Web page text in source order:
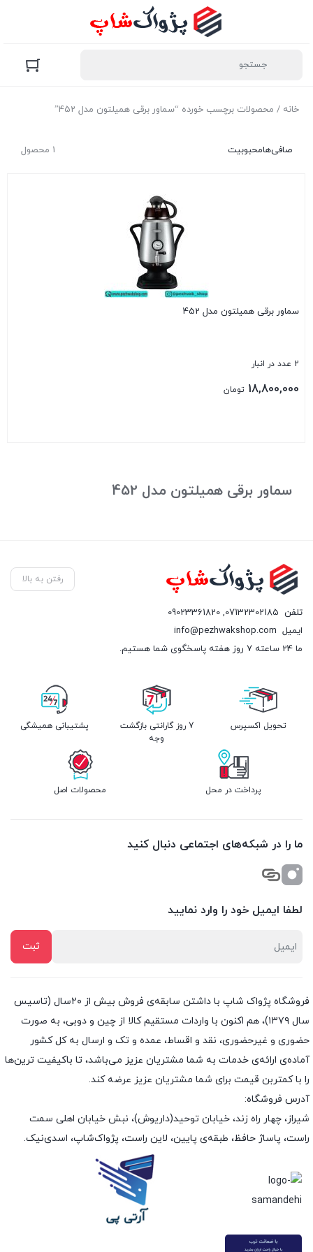
خانه / محصولات برچسب خورده “سماور برقی همیلتون مدل 452”
1 محصول صافی‌هامحبوبیت
سماور برقی همیلتون مدل 452
2 عدد در انبار
18,800,000 تومان
سماور برقی همیلتون مدل 452
رفتن به بالا
تلفن 07132302185
,
09023361820
ایمیل info@pezhwakshop.com
ما 24 ساعته 7 روز هفته پاسخگوی شما هستیم.
تحویل اکسپرس
7 روز گارانتی بازگشت
وجه
پشتیبانی همیشگی
پرداخت در محل محصولات اصل
ما را در شبکه‌های اجتماعی دنبال کنید
لطفا ایمیل خود را وارد نمایید
فروشگاه پژواک شاپ با داشتن سابقه‌ی فروش بیش از ۲۰سال (تاسیس
سال ۱۳۷۹)، هم اکنون با واردات مستقیم کالا از چین و دوبی، به صورت
حضوری و غیرحضوری، نقد و اقساط، عمده و تک و ارسال به کل کشور
آماده‌ی ارائه‌ی خدمات به شما مشتریان عزیز می‌باشد، تا باکیفیت ترین‌ها
را با کمتربن قیمت برای شما مشتریان عزیز عرضه کند.
آدرس فروشگاه:
شیراز، چهار راه زند، خیابان توحید(داریوش)، نبش خیابان اهلی سمت
راست، پاساژ حافظ، طبقه‌ی پایین، لاین راست، پژواک‌شاپ، اسدی‌نیک.